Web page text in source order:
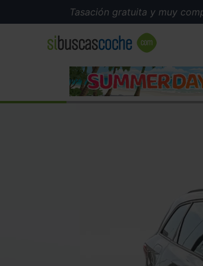
Tasación gratuita y muy